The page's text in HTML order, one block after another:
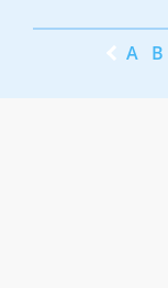
A B